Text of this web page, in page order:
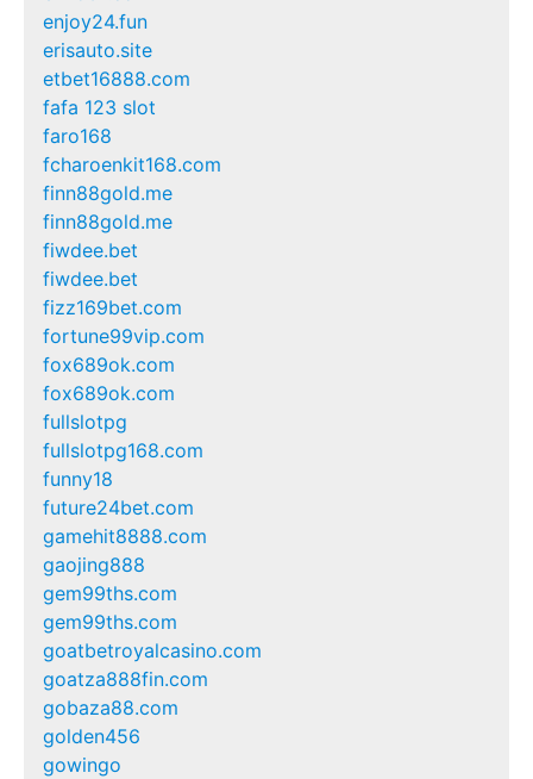
enjoy24.fun
erisauto.site
etbet16888.com
fafa 123 slot
faro168
fcharoenkit168.com
finn88gold.me
finn88gold.me
fiwdee.bet
fiwdee.bet
fizz169bet.com
fortune99vip.com
fox689ok.com
fox689ok.com
fullslotpg
fullslotpg168.com
funny18
future24bet.com
gamehit8888.com
gaojing888
gem99ths.com
gem99ths.com
goatbetroyalcasino.com
goatza888fin.com
gobaza88.com
golden456
gowingo